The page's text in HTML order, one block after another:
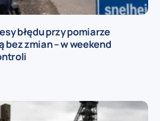
błędu przy pomiarze
zmian – w weekend